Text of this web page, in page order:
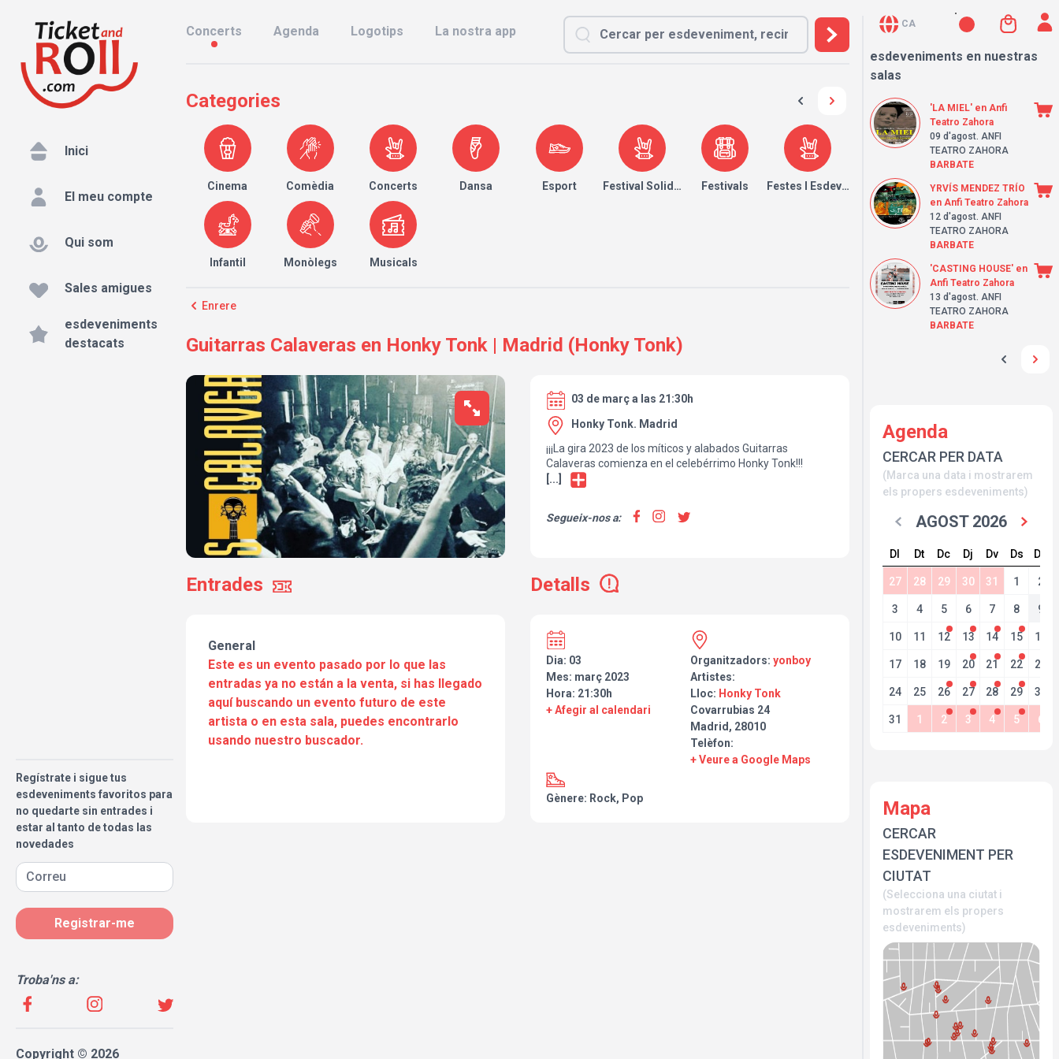
Inici
El meu compte
Qui som
Sales amigues
esdeveniments
destacats
Regístrate i sigue tus
esdeveniments favoritos para
no quedarte sin entrades i
estar al tanto de todas las
novedades
Registrar-me
Troba'ns a:
Copyright © 2026
Concerts Agenda Logotips La nostra app
Categories
Cinema Comèdia Concerts Dansa Esport Festival Solidari Festivals Festes I Esdeveniments
Infantil Monòlegs Musicals
Enrere
Guitarras Calaveras en Honky Tonk | Madrid (Honky Tonk)
03 de març a las 21:30h
Honky Tonk. Madrid
¡¡¡La gira 2023 de los míticos y alabados Guitarras
Calaveras comienza en el celebérrimo Honky Tonk!!!
[...]
Segueix-nos a:
Entrades Detalls
General
Este es un evento pasado por lo que las
entradas ya no están a la venta, si has llegado
aquí buscando un evento futuro de este
artista o en esta sala, puedes encontrarlo
usando nuestro buscador.
Dia: 03
Mes: març 2023
Hora: 21:30h
+ Afegir al calendari
Organitzadors: yonboy
Artistes:
Lloc: Honky Tonk
Covarrubias 24
Madrid, 28010
Telèfon:
+ Veure a Google Maps
Gènere: Rock, Pop
CA
esdeveniments en nuestras
salas
'LA MIEL' en Anfi
Teatro Zahora
09 d'agost. ANFI
TEATRO ZAHORA
BARBATE
YRVÍS MENDEZ TRÍO
en Anfi Teatro Zahora
12 d'agost. ANFI
TEATRO ZAHORA
BARBATE
'CASTING HOUSE' en
Anfi Teatro Zahora
13 d'agost. ANFI
TEATRO ZAHORA
BARBATE
Agenda
CERCAR PER DATA
(Marca una data i mostrarem
els propers esdeveniments)
AGOST 2026
Dl Dt Dc Dj Dv Ds Dg
27 28 29 30 31 1 2
3 4 5 6 7 8 9
10 11 12 13 14 15 16
17 18 19 20 21 22 23
24 25 26 27 28 29 30
31 1 2 3 4 5 6
Mapa
CERCAR
ESDEVENIMENT PER
CIUTAT
(Selecciona una ciutat i
mostrarem els propers
esdeveniments)